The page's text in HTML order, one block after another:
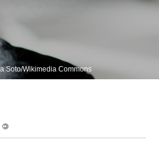
Soto/Wikimedia Commons